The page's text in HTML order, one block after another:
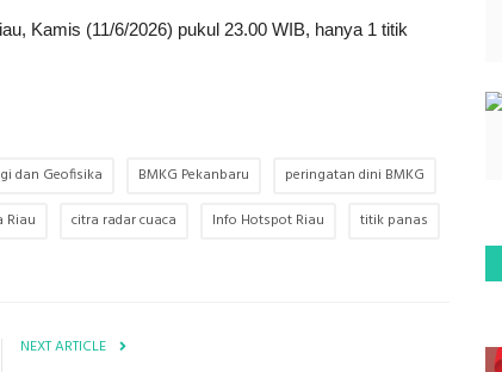
Kamis (11/6/2026) pukul 23.00 WIB, hanya 1 titik
dan Geofisika BMKG Pekanbaru
peringatan dini BMKG
Riau citra radar cuaca Info Hotspot Riau titik panas
NEXT ARTICLE